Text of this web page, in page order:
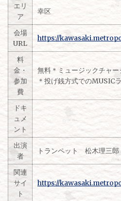
エリ
ア
幸区
会場
URL
https://
料
金・
参加
費
無料＊ミュージックチャー
＊投げ銭方式でのMUSIC
ドキ
ュメ
ント
出演
者
トランペット 松木理三
関連
サイ
ト
https://